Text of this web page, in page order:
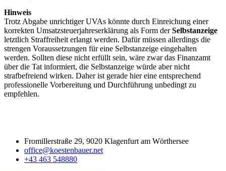
Hinweis
Trotz Abgabe unrichtiger UVAs könnte durch Einreichung einer
korrekten Umsatzsteuerjahreserklärung als Form derSelbstanzeige
letztlich Straffreiheit erlangt werden. Dafür müssen allerdings die
strengen Voraussetzungen für eine Selbstanzeige eingehalten
werden. Sollten diese nicht erfüllt sein, wäre zwar das Finanzamt
über die Tat informiert, die Selbstanzeige würde aber nicht
strafbefreiend wirken. Daher ist gerade hier eine entsprechend
professionelle Vorbereitung und Durchführung unbedingt zu
empfehlen.
Fromillerstraße 29, 9020 Klagenfurt am Wörthersee
office@koestenbauer.net
+43 463 548880